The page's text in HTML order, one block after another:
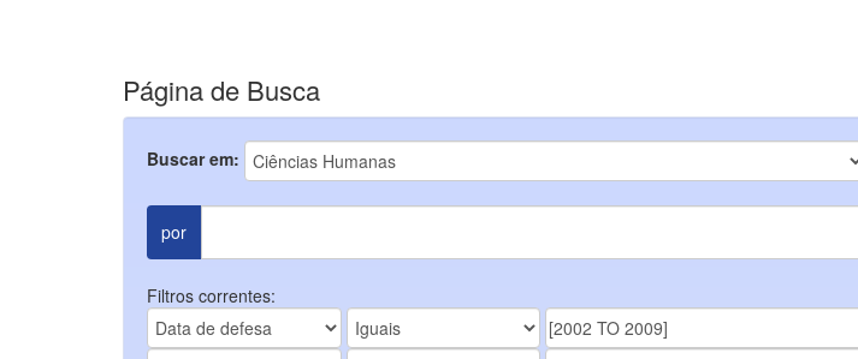
Página de Busca
Buscar em:
por
Filtros correntes: